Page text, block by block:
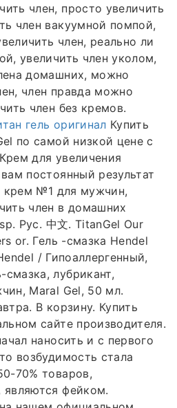
член, просто увеличить
член вакуумной помпой,
член, реально ли
увеличить член уколом,
домашних, можно
член правда можно
член без кремов.
гель оригинал Купить
по самой низкой цене с
для увеличения
постоянный результат
крем №1 для мужчин,
член в домашних
Рус. 中文. TitanGel Our
or. Гель -смазка Hendel
/ Гипоаллергенный,
лубрикант,
Maral Gel, 50 мл.
В корзину. Купить
сайте производителя.
наносить и с первого
возбудимость стала
70% товаров,
являются фейком.